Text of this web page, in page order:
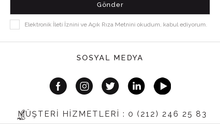
Elektronik İleti İznini ve Açık Rıza Metnini okudum, kabul ediyorum.
SOSYAL MEDYA
MÜŞTERİ HİZMETLERİ : 0 (212) 246 25 83